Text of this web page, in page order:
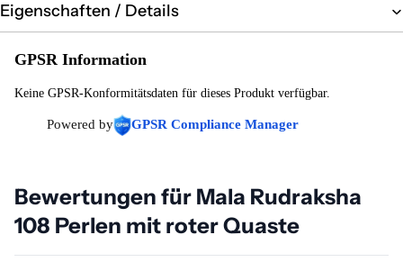
Eigenschaften / Details
GPSR Information
Keine GPSR-Konformitätsdaten für dieses Produkt verfügbar.
Powered by GPSR Compliance Manager